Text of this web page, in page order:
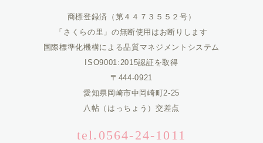
商標登録済（第４４７３５５２号）
「さくらの里」の無断使用はお断りします
国際標準化機構による品質マネジメントシステム
ISO9001:2015認証を取得
〒444-0921
愛知県岡崎市中岡崎町2-25
八帖（はっちょう）交差点
tel.0564-24-1011